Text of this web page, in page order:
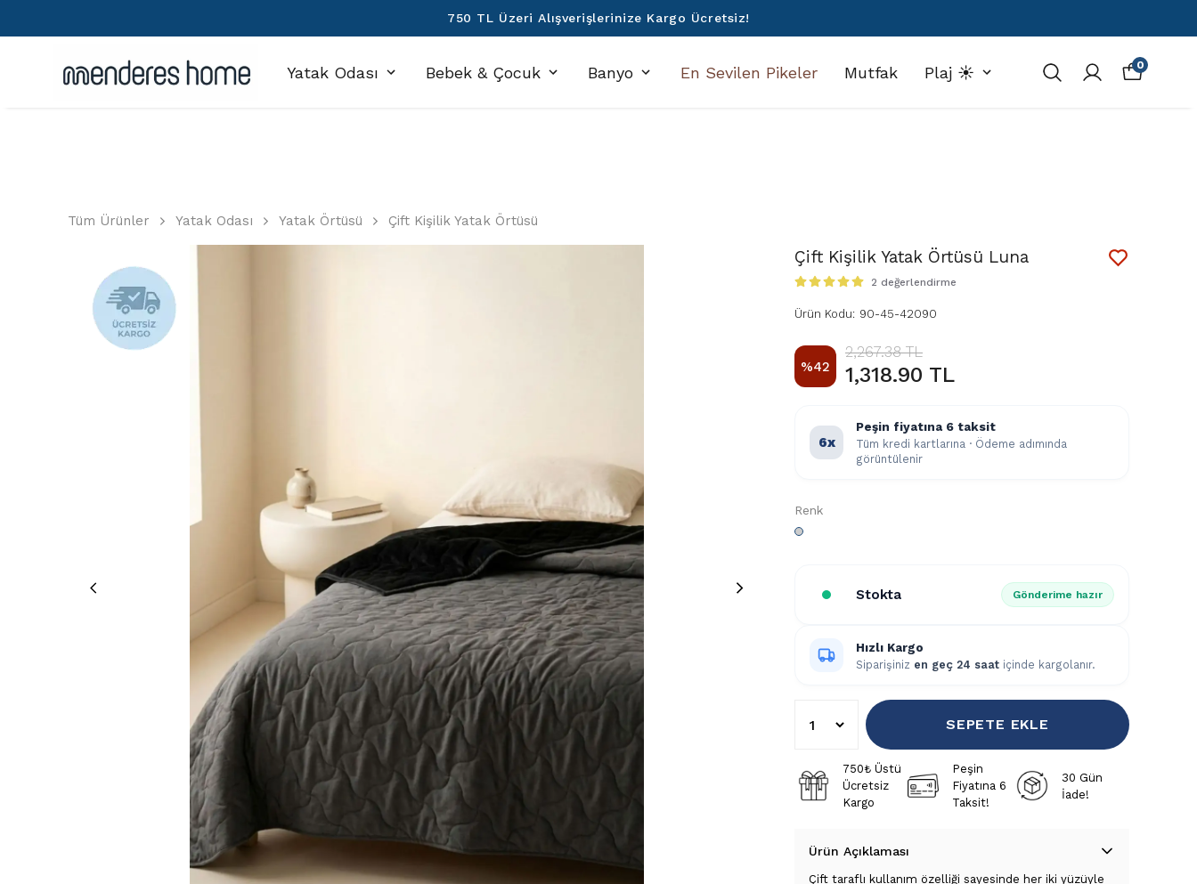
750 TL Üzeri Alışverişlerinize Kargo Ücretsiz!
Yatak Odası Bebek & Çocuk Banyo En Sevilen Pikeler Mutfak Plaj ☀️ 0
Tüm Ürünler Yatak Odası Yatak Örtüsü Çift Kişilik Yatak Örtüsü
Çift Kişilik Yatak Örtüsü Luna
2 değerlendirme
Ürün Kodu: 90-45-42090
%42
2,267.38 TL
1,318.90 TL
6x
Peşin fiyatına 6 taksit
Tüm kredi kartlarına · Ödeme adımında
görüntülenir
Renk
Stokta Gönderime hazır
Hızlı Kargo
Siparişiniz en geç 24 saat içinde kargolanır.
SEPETE EKLE
750₺ Üstü
Ücretsiz
Kargo
Peşin
Fiyatına 6
Taksit!
30 Gün
İade!
Ürün Açıklaması
Çift taraflı kullanım özelliği sayesinde her iki yüzüyle